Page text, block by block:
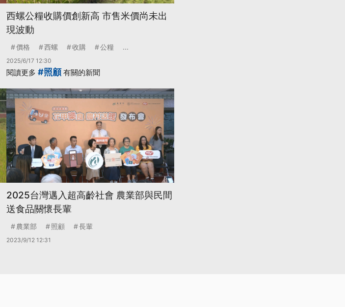
西螺公糧收購價創新高 市售米價尚未出
現波動
價格 西螺 收購 公糧 ...
2025/6/17 12:30
閱讀更多 #照顧有關的新聞
2025台灣邁入超高齡社會 農業部與民間
送食品關懷長輩
農業部 照顧 長輩
2023/9/12 12:31